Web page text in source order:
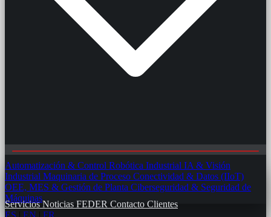
Automatización & Control Robótica Industrial IA & Visión
Industrial Maquinaria de Proceso Conectividad & Datos (IIoT)
OEE, MES & Gestión de Planta Ciberseguridad & Seguridad de
Máquinas
ServiciosNoticias FEDER Contacto Clientes
ES
EN FR